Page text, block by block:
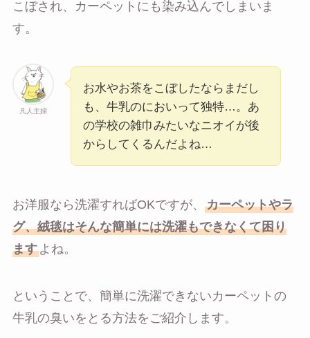
こぼされ、カーペットにも染み込んでしまいま
す。
凡人主婦
お水やお茶をこぼしたならまだし
も、牛乳のにおいって独特…。あ
の学校の雑巾みたいなニオイが後
からしてくるんだよね…
お洋服なら洗濯すればOKですが、 カーペットやラ
グ、絨毯はそんな簡単には洗濯もできなくて困り
ますよね。
ということで、簡単に洗濯できないカーペットの
牛乳の臭いをとる方法をご紹介します。